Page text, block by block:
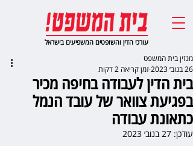
עורכי הדין והשופטים המשפיעים בישראל
בית הדין לעבודה בחיפה מכיר
בפגיעת צוואר של עובד הנמל
כתאונת עבודה
מגזין בית המשפט
26 בנוב׳ 2023
זמן קריאה 2 דקות
עודכן: 27 בנוב׳ 2023